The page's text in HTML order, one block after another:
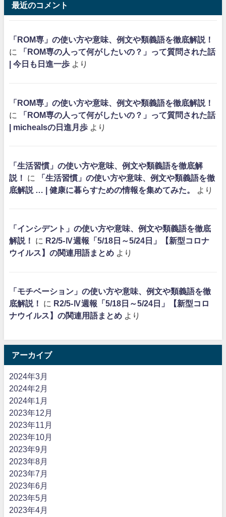
最近のコメント
「ROM専」の使い方や意味、例文や類義語を徹底解説！
に
「ROM専の人って何がしたいの？」って質問された話
| 今日も日進一歩 より
「ROM専」の使い方や意味、例文や類義語を徹底解説！
に
「ROM専の人って何がしたいの？」って質問された話
| michealsの日進月歩 より
「生活習慣」の使い方や意味、例文や類義語を徹底解
説！
に
「生活習慣」の使い方や意味、例文や類義語を徹
底解説 … | 健康に暮らすための情報を集めてみた。
より
「インシデント」の使い方や意味、例文や類義語を徹底
解説！
に R2/5-Ⅳ週報「5/18日～5/24日」【新型コロナ
ウイルス】の関連用語まとめ より
「モチベーション」の使い方や意味、例文や類義語を徹
底解説！
に R2/5-Ⅳ週報「5/18日～5/24日」【新型コロ
ナウイルス】の関連用語まとめ より
アーカイブ
2024年3月
2024年2月
2024年1月
2023年12月
2023年11月
2023年10月
2023年9月
2023年8月
2023年7月
2023年6月
2023年5月
2023年4月